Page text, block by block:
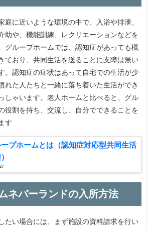
庭に近いような環境の中で、入浴や排泄、
助や、機能訓練、レクリエーションなどを
グループホームでは、認知症があっても概
ており、共同生活を送ることに支障は無い
。認知症の症状はあって自宅での生活が少
れた人たちと一緒に落ち着いた生活ができ
しゃいます。老人ホームと比べると、グル
役割を持ち、交流し、自分でできることを
す
ープホームとは（認知症対応型共同生活
ネバーランドの入所方法
たい場合には、まず施設の資料請求を行い